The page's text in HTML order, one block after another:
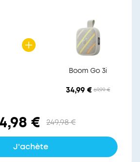
Boom Go 3i
34,99 € 69,99 €
€ 249,98 €
J'achète